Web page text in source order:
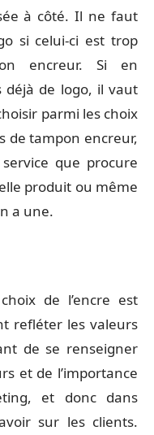
à côté. Il ne faut
si celui-ci est trop
encreur. Si en
déjà de logo, il vaut
parmi les choix
de tampon encreur,
que procure
produit ou même
a une.
de l’encre est
refléter les valeurs
de se renseigner
et de l’importance
et donc dans
sur les clients.